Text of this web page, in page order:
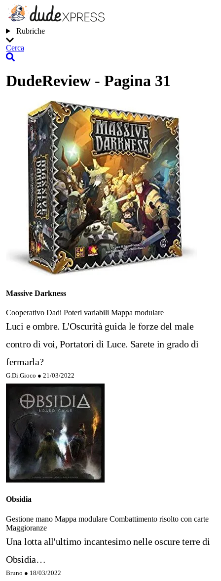
Rubriche
Cerca
DudeReview - Pagina 31
Massive Darkness
Cooperativo Dadi Poteri variabili Mappa modulare
Luci e ombre. L'Oscurità guida le forze del male
contro di voi, Portatori di Luce. Sarete in grado di
fermarla?
G.Di.Gioco ● 21/03/2022
Obsidia
Gestione mano Mappa modulare Combattimento risolto con carte
Maggioranze
Una lotta all'ultimo incantesimo nelle oscure terre di
Obsidia…
Bruno ● 18/03/2022